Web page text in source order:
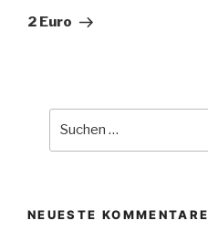
Beitrag
2 Euro
NEUESTE KOMMENTARE